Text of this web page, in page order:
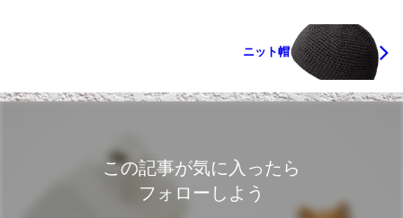
ニット帽
この記事が気に入ったら
フォローしよう